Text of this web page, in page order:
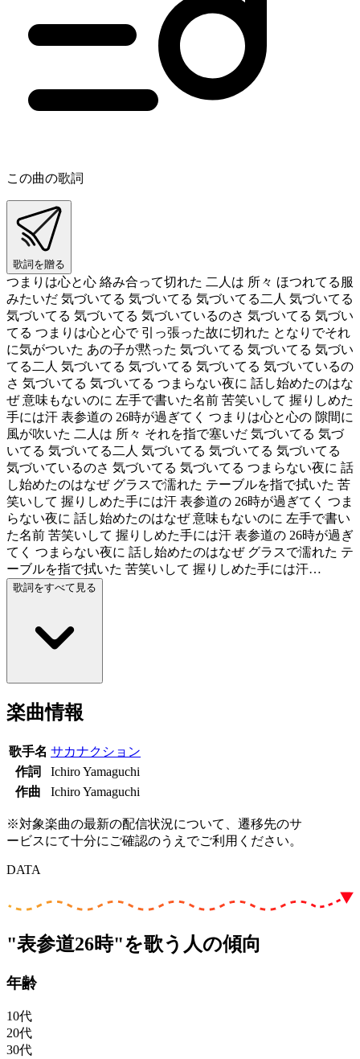
この曲の歌詞
歌詞を贈る
つまりは心と心 絡み合って切れた 二人は 所々 ほつれてる服
みたいだ 気づいてる 気づいてる 気づいてる二人 気づいてる
気づいてる 気づいてる 気づいているのさ 気づいてる 気づい
てる つまりは心と心で 引っ張った故に切れた となりでそれ
に気がついた あの子が黙った 気づいてる 気づいてる 気づい
てる二人 気づいてる 気づいてる 気づいてる 気づいているの
さ 気づいてる 気づいてる つまらない夜に 話し始めたのはな
ぜ 意味もないのに 左手で書いた名前 苦笑いして 握りしめた
手には汗 表参道の 26時が過ぎてく つまりは心と心の 隙間に
風が吹いた 二人は 所々 それを指で塞いだ 気づいてる 気づ
いてる 気づいてる二人 気づいてる 気づいてる 気づいてる
気づいているのさ 気づいてる 気づいてる つまらない夜に 話
し始めたのはなぜ グラスで濡れた テーブルを指で拭いた 苦
笑いして 握りしめた手には汗 表参道の 26時が過ぎてく つま
らない夜に 話し始めたのはなぜ 意味もないのに 左手で書い
た名前 苦笑いして 握りしめた手には汗 表参道の 26時が過ぎ
てく つまらない夜に 話し始めたのはなぜ グラスで濡れた テ
ーブルを指で拭いた 苦笑いして 握りしめた手には汗…
歌詞をすべて見る
楽曲情報
歌手名 サカナクション
作詞
Ichiro Yamaguchi
作曲
Ichiro Yamaguchi
※対象楽曲の最新の配信状況について、遷移先のサ
ービスにて十分にご確認のうえでご利用ください。
DATA
"表参道26時"を歌う人の傾向
年齢
10代
20代
30代